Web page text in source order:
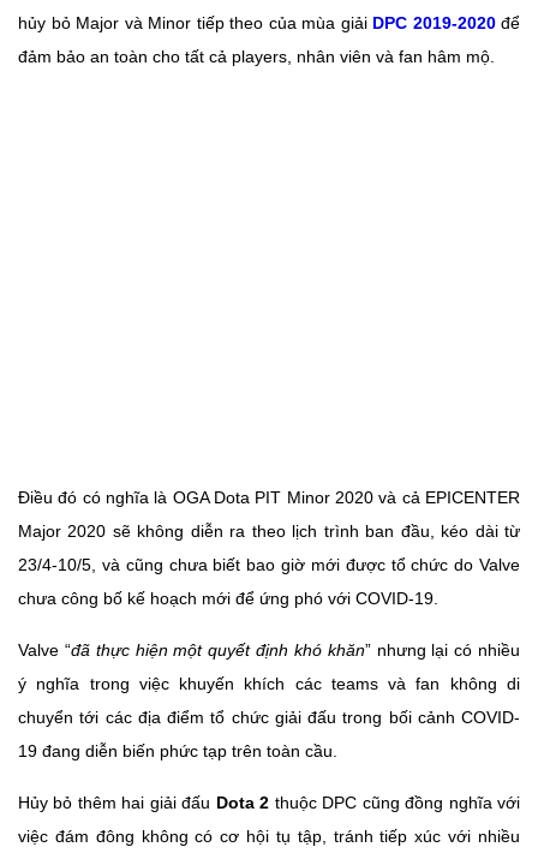
hủy bỏ Major và Minor tiếp theo của mùa giải DPC 2019-2020để
đảm bảo an toàn cho tất cả players, nhân viên và fan hâm mộ.
Điều đó có nghĩa là OGA Dota PIT Minor 2020 và cả EPICENTER
Major 2020 sẽ không diễn ra theo lịch trình ban đầu, kéo dài từ
23/4-10/5, và cũng chưa biết bao giờ mới được tổ chức do Valve
chưa công bố kế hoạch mới để ứng phó với COVID-19.
Valve “đã thực hiện một quyết định khó khăn” nhưng lại có nhiều
ý nghĩa trong việc khuyến khích các teams và fan không di
chuyển tới các địa điểm tổ chức giải đấu trong bối cảnh COVID-
19 đang diễn biến phức tạp trên toàn cầu.
Hủy bỏ thêm hai giải đấu Dota 2 thuộc DPC cũng đồng nghĩa với
việc đám đông không có cơ hội tụ tập, tránh tiếp xúc với nhiều